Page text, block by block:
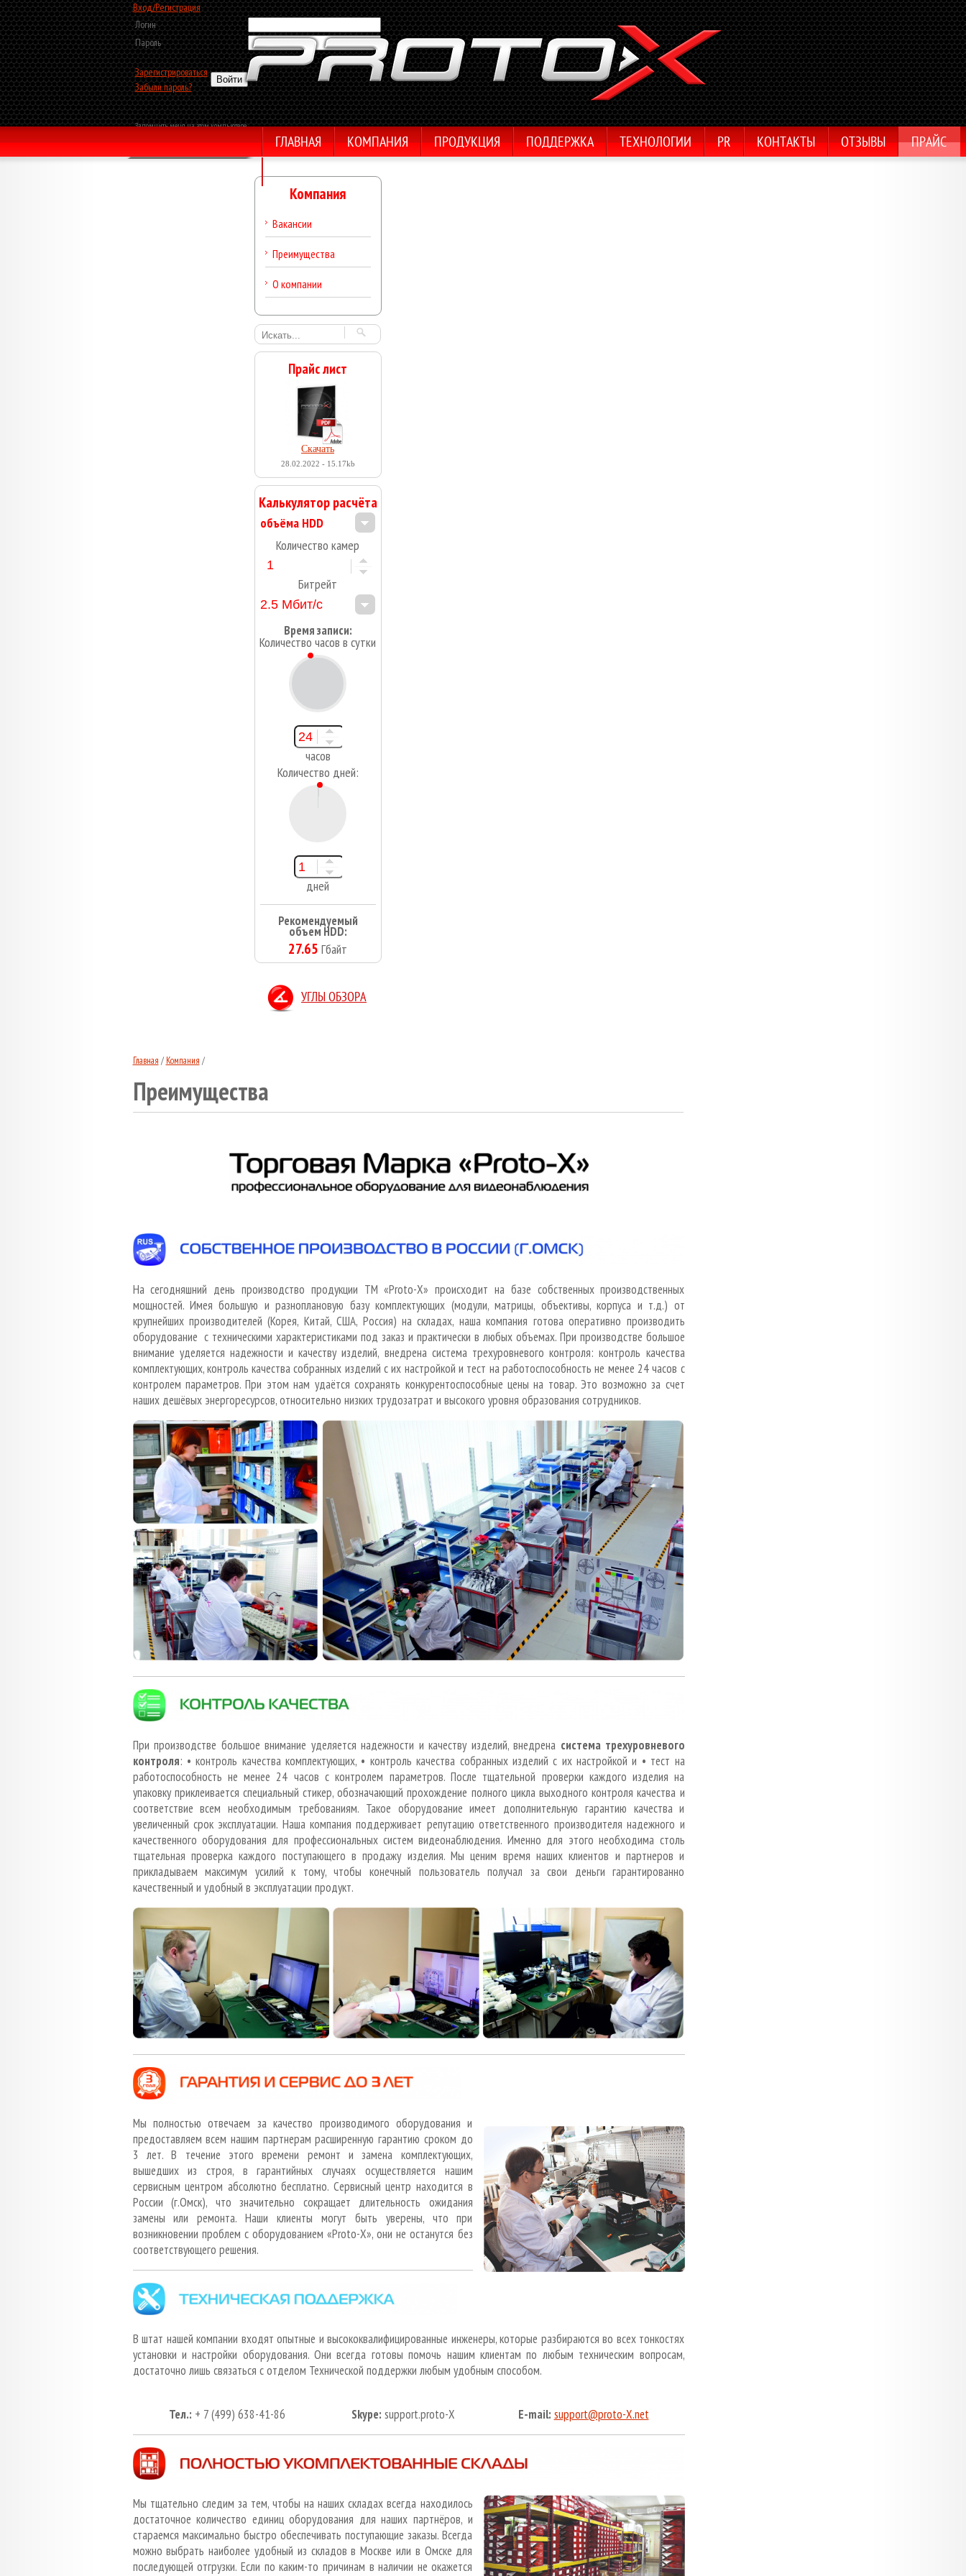
Вход/Регистрация
Логин
Пароль
Зарегистрироваться
Забыли пароль?
Запомнить меня на этом компьютере
ГЛАВНАЯ КОМПАНИЯ ПРОДУКЦИЯ ПОДДЕРЖКА ТЕХНОЛОГИИ PR КОНТАКТЫ ОТЗЫВЫ ПРАЙС
Компания
Вакансии
Преимущества
О компании
Прайс лист
Скачать
28.02.2022 - 15.17kb
Калькулятор расчёта
Количество камер
Битрейт
Время записи:
Количество часов в сутки
часов
Количество дней:
дней
Рекомендуемый
объем HDD:
27.65 Гбайт
УГЛЫ ОБЗОРА
Главная / Компания /
Преимущества
На сегодняшний день производство продукции ТМ «Proto-X» происходит на базе собственных производственных
мощностей. Имея большую и разноплановую базу комплектующих (модули, матрицы, объективы, корпуса и т.д.) от
крупнейших производителей (Корея, Китай, США, Россия) на складах, наша компания готова оперативно производить
оборудование с техническими характеристиками под заказ и практически в любых объемах. При производстве большое
внимание уделяется надежности и качеству изделий, внедрена система трехуровневого контроля: контроль качества
комплектующих, контроль качества собранных изделий с их настройкой и тест на работоспособность не менее 24 часов с
контролем параметров. При этом нам удаётся сохранять конкурентоспособные цены на товар. Это возможно за счет
наших дешёвых энергоресурсов, относительно низких трудозатрат и высокого уровня образования сотрудников.
При производстве большое внимание уделяется надежности и качеству изделий, внедрена система трехуровневого
контроля: • контроль качества комплектующих, • контроль качества собранных изделий с их настройкой и • тест на
работоспособность не менее 24 часов с контролем параметров. После тщательной проверки каждого изделия на
упаковку приклеивается специальный стикер, обозначающий прохождение полного цикла выходного контроля качества и
соответствие всем необходимым требованиям. Такое оборудование имеет дополнительную гарантию качества и
увеличенный срок эксплуатации. Наша компания поддерживает репутацию ответственного производителя надежного и
качественного оборудования для профессиональных систем видеонаблюдения. Именно для этого необходима столь
тщательная проверка каждого поступающего в продажу изделия. Мы ценим время наших клиентов и партнеров и
прикладываем максимум усилий к тому, чтобы конечный пользователь получал за свои деньги гарантированно
качественный и удобный в эксплуатации продукт.
Мы полностью отвечаем за качество производимого оборудования и
предоставляем всем нашим партнерам расширенную гарантию сроком до
3 лет. В течение этого времени ремонт и замена комплектующих,
вышедших из строя, в гарантийных случаях осуществляется нашим
сервисным центром абсолютно бесплатно. Сервисный центр находится в
России (г.Омск), что значительно сокращает длительность ожидания
замены или ремонта. Наши клиенты могут быть уверены, что при
возникновении проблем с оборудованием «Proto-X», они не останутся без
соответствующего решения.
В штат нашей компании входят опытные и высококвалифицированные инженеры, которые разбираются во всех тонкостях
установки и настройки оборудования. Они всегда готовы помочь нашим клиентам по любым техническим вопросам,
достаточно лишь связаться с отделом Технической поддержки любым удобным способом.
Тел.: + 7 (499) 638-41-86 Skype: support.proto-X E-mail: support@proto-X.net
Мы тщательно следим за тем, чтобы на наших складах всегда находилось
достаточное количество единиц оборудования для наших партнёров, и
стараемся максимально быстро обеспечивать поступающие заказы. Всегда
можно выбрать наиболее удобный из складов в Москве или в Омске для
последующей отгрузки. Если по каким-то причинам в наличии не окажется